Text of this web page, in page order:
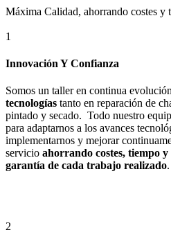
Máxima Calidad, ahorrando costes y
1
Innovación Y Confianza
Somos un taller en continua
tecnologías tanto en reparación de
pintado y secado. Todo nuestro
para adaptarnos a los avances
implementarnos y mejorar
servicio ahorrando costes, tiempo
garantía de cada trabajo realizado.
2